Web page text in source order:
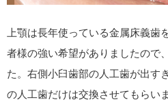
上顎は長年使っている金属床義歯
者様の強い希望がありましたので
た。右側小臼歯部の人工歯が出す
の人工歯だけは交換させてもらいま